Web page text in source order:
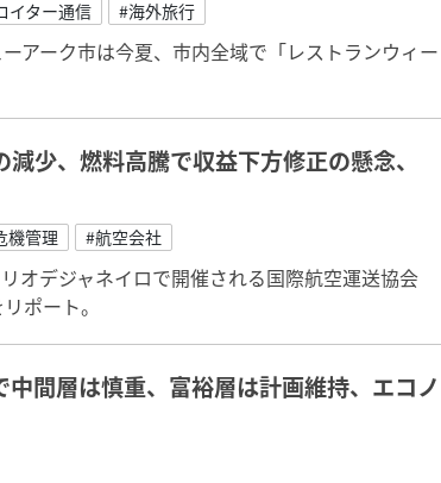
イター通信 #海外旅行
アーク市は今夏、市内全域で「レストランウィー
少、燃料高騰で収益下方修正の懸念、
機管理 #航空会社
オデジャネイロで開催される国際航空運送協会
ポート。
間層は慎重、富裕層は計画維持、エコノ